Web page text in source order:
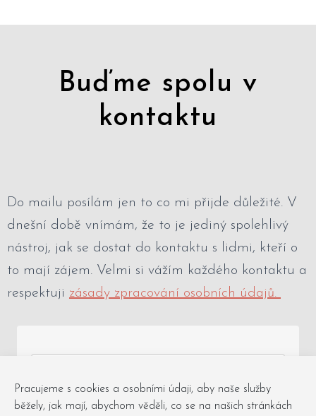
Pracujeme s cookies a osobními údaji, aby naše služby
běžely, jak mají, abychom věděli, co se na našich stránkách
Buďme spolu v
kontaktu
Do mailu posílám jen to co mi přijde důležité. V
dnešní době vnímám, že to je jediný spolehlivý
nástroj, jak se dostat do kontaktu s lidmi, kteří o
to mají zájem. Velmi si vážím každého kontaktu a
respektuji zásady zpracování osobních údajů.